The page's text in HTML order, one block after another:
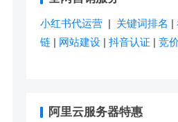
小红书代运营 | 关键词排名 |
链 | 网站建设 | 抖音认证 | 竞
阿里云服务器特惠